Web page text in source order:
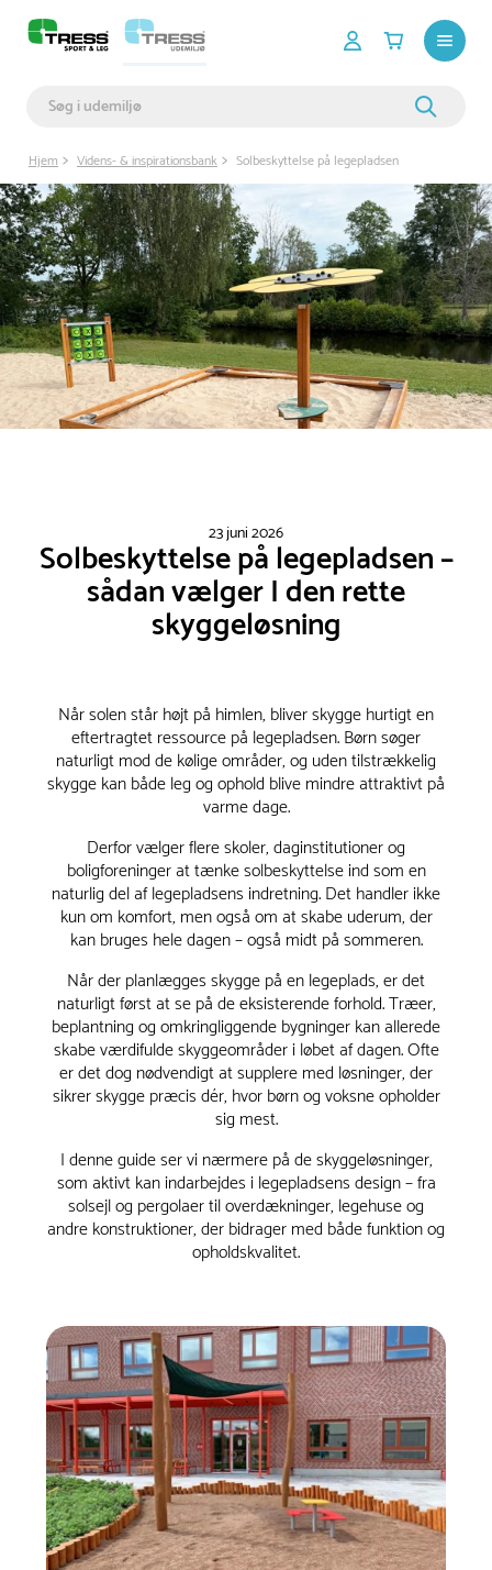
Hjem Videns- & inspirationsbank Solbeskyttelse på legepladsen
23 juni 2026
Solbeskyttelse på legepladsen –
sådan vælger I den rette
skyggeløsning
Når solen står højt på himlen, bliver skygge hurtigt en
eftertragtet ressource på legepladsen. Børn søger
naturligt mod de kølige områder, og uden tilstrækkelig
skygge kan både leg og ophold blive mindre attraktivt på
varme dage.
Derfor vælger flere skoler, daginstitutioner og
boligforeninger at tænke solbeskyttelse ind som en
naturlig del af legepladsens indretning. Det handler ikke
kun om komfort, men også om at skabe uderum, der
kan bruges hele dagen – også midt på sommeren.
Når der planlægges skygge på en legeplads, er det
naturligt først at se på de eksisterende forhold. Træer,
beplantning og omkringliggende bygninger kan allerede
skabe værdifulde skyggeområder i løbet af dagen. Ofte
er det dog nødvendigt at supplere med løsninger, der
sikrer skygge præcis dér, hvor børn og voksne opholder
sig mest.
I denne guide ser vi nærmere på de skyggeløsninger,
som aktivt kan indarbejdes i legepladsens design – fra
solsejl og pergolaer til overdækninger, legehuse og
andre konstruktioner, der bidrager med både funktion og
opholdskvalitet.